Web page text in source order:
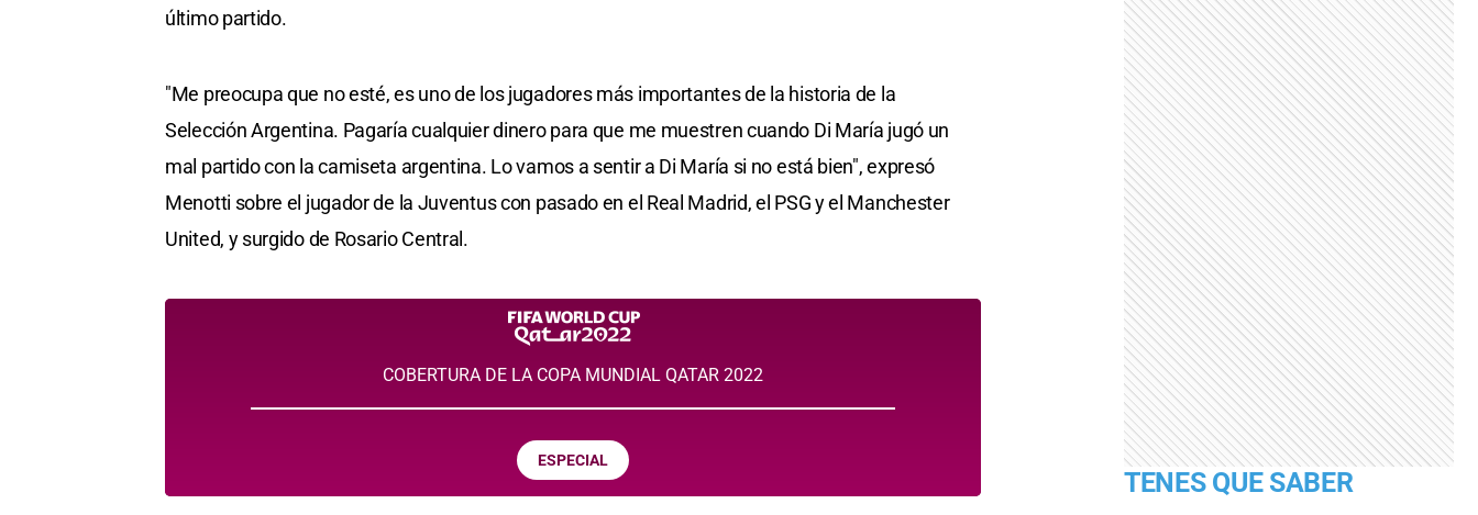
último partido.
"Me preocupa que no esté, es uno de los jugadores más importantes de la historia de la
Selección Argentina. Pagaría cualquier dinero para que me muestren cuando Di María jugó un
mal partido con la camiseta argentina. Lo vamos a sentir a Di María si no está bien", expresó
Menotti sobre el jugador de la Juventus con pasado en el Real Madrid, el PSG y el Manchester
United, y surgido de Rosario Central.
COBERTURA DE LA COPA MUNDIAL QATAR 2022
ESPECIAL
TENES QUE SABER